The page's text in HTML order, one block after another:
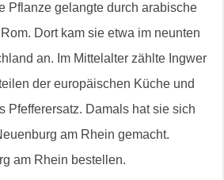
Pflanze gelangte durch arabische
Dort kam sie etwa im neunten
an. Im Mittelalter zählte Ingwer
der europäischen Küche und
Pfefferersatz. Damals hat sie sich
am Rhein gemacht.
am Rhein bestellen.